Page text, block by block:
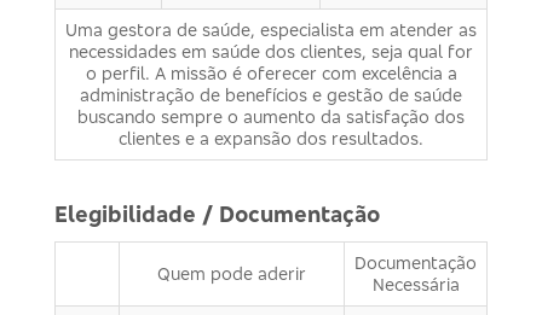
Uma gestora de saúde, especialista em atender as
necessidades em saúde dos clientes, seja qual for
o perfil. A missão é oferecer com excelência a
administração de benefícios e gestão de saúde
buscando sempre o aumento da satisfação dos
clientes e a expansão dos resultados.
Elegibilidade / Documentação
Quem pode aderir
Documentação
Necessária